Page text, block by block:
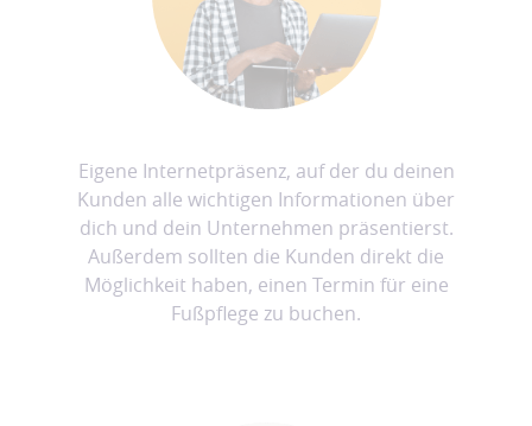
Eigene Internetpräsenz, auf der du deinen
Kunden alle wichtigen Informationen über
dich und dein Unternehmen präsentierst.
Außerdem sollten die Kunden direkt die
Möglichkeit haben, einen Termin für eine
Fußpflege zu buchen.